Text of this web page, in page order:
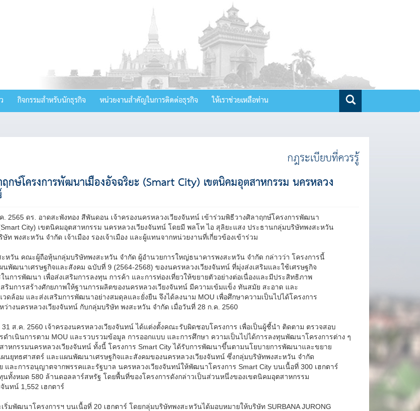
กิจกรรมสำหรับนักธุรกิจ หน่วยงานสำคัญในการติดต่อธุรกิจ ให้เราช่วยเหลือท่าน
กฎระเบียบที่ควรรู้
กษ์โครงการพัฒนาเมืองอัจฉริยะ (Smart City) เขตนิคมอุตสาหกรรม นครหลวง
. 2565 ดร. อาดสะพังทอง สีพันดอน เจ้าครองนครหลวงเวียงจันทน์ เข้าร่วมพิธีวางศิลาฤกษ์โครงการพัฒนา
City) เขตนิคมอุตสาหกรรม นครหลวงเวียงจันทน์ โดยมี พลโท ไอ สุลิยะแสง ประธานกลุ่มบริษัทพงสะหวัน
ท พงสะหวัน จำกัด เจ้าเมือง รองเจ้าเมือง และผู้แทนจากหน่วยงานที่เกี่ยวข้องเข้าร่วม
หวัน คณะผู้ถือหุ้นกลุ่มบริษัทพงสะหวัน จำกัด ผู้อำนวยการใหญ่ธนาคารพงสะหวัน จำกัด กล่าวว่า โครงการนี้
นพัฒนาเศรษฐกิจและสังคม ฉบับที่ 9 (2564-2568) ของนครหลวงเวียงจันทน์ ที่มุ่งส่งเสริมและใช้เศรษฐกิจ
นการพัฒนา เพื่อส่งเสริมการลงทุน การค้า และการท่องเที่ยวให้ขยายตัวอย่างต่อเนื่องและมีประสิทธิภาพ
สริมการสร้างศักยภาพให้ฐานการผลิตของนครหลวงเวียงจันทน์ มีความเข้มแข็ง ทันสมัย สะอาด และ
วดล้อม และส่งเสริมการพัฒนาอย่างสมดุลและยั่งยืน จึงได้ลงนาม MOU เพื่อศึกษาความเป็นไปได้โครงการ
ว่างนครหลวงเวียงจันทน์ กับกลุ่มบริษัท พงสะหวัน จำกัด เมื่อวันที่ 28 ก.ค. 2560
31 ส.ค. 2560 เจ้าครองนครหลวงเวียงจันทน์ ได้แต่งตั้งคณะรับผิดชอบโครงการ เพื่อเป็นผู้ชี้นำ ติดตาม ตรวจสอบ
ดำเนินการตาม MOU และรวบรวมข้อมูล การออกแบบ และการศึกษา ความเป็นไปได้การลงทุนพัฒนาโครงการต่าง ๆ
าหกรรมนครหลวงเวียงจันทน์ ทั้งนี้ โครงการ Smart City ได้รับการพัฒนาขึ้นตามนโยบายการพัฒนาและขยาย
ผนยุทธศาสตร์ และแผนพัฒนาเศรษฐกิจและสังคมของนครหลวงเวียงจันทน์ ซึ่งกลุ่มบริษัทพงสะหวัน จำกัด
และการอนุญาตจากพรรคและรัฐบาล นครหลวงเวียงจันทน์ให้พัฒนาโครงการ Smart City บนเนื้อที่ 300 เฮกตาร์
นทั้งหมด 580 ล้านดอลลาร์สหรัฐ โดยพื้นที่ของโครงการดังกล่าวเป็นส่วนหนึ่งของเขตนิคมอุตสาหกรรม
นทน์ 1,552 เฮกตาร์
ริ่มพัฒนาโครงการฯ บนเนื้อที่ 20 เฮกตาร์ โดยกลุ่มบริษัทพงสะหวันได้มอบหมายให้บริษัท SURBANA JURONG